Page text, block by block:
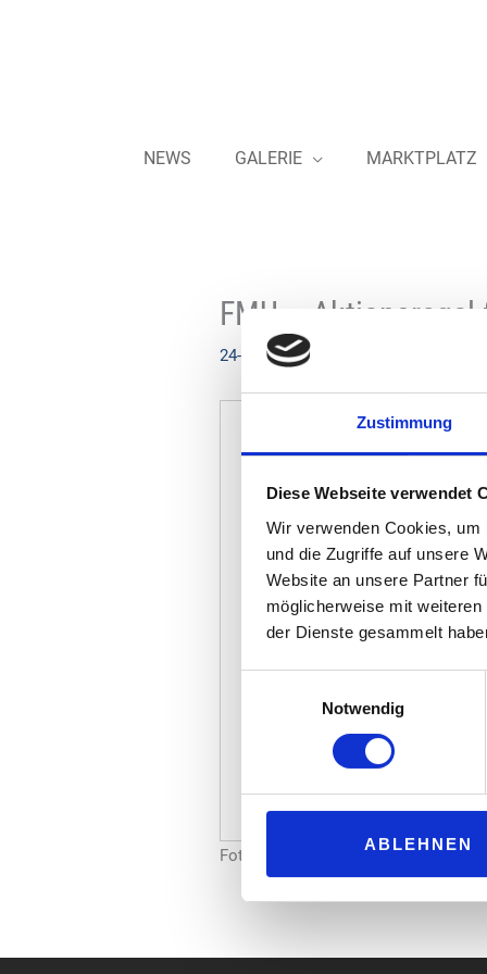
Zustimmung
Diese Webseite verwendet
Wir verwenden Cookies,
und die Zugriffe auf unsere
Website an unsere Partner
möglicherweise mit
der Dienste gesammelt
Notwendig
ABLEHNEN
NEWS GALERIE MARKTPLATZ
FMU –
24-10-2022
Foto: FMU